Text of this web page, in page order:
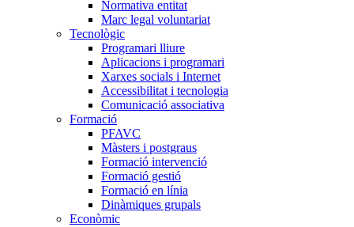
Normativa entitat
Marc legal voluntariat
Tecnològic
Programari lliure
Aplicacions i programari
Xarxes socials i Internet
Accessibilitat i tecnologia
Comunicació associativa
Formació
PFAVC
Màsters i postgraus
Formació intervenció
Formació gestió
Formació en línia
Dinàmiques grupals
Econòmic